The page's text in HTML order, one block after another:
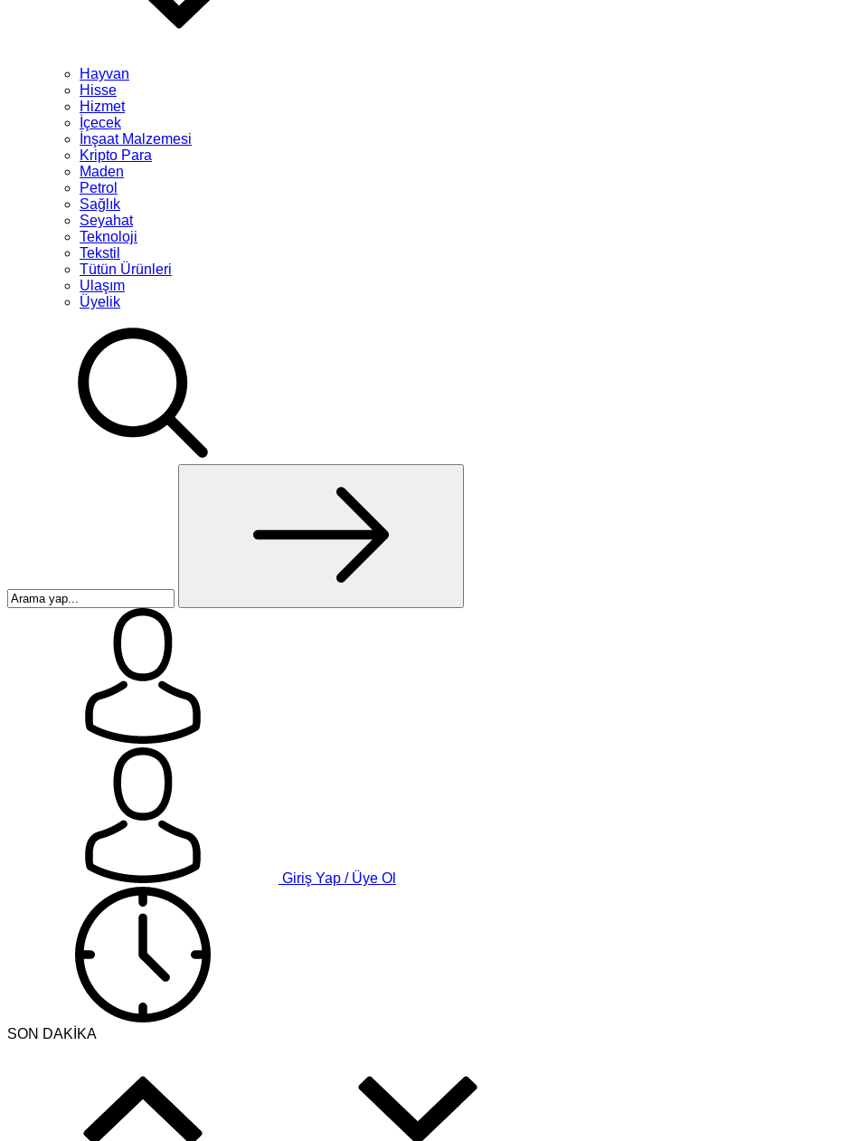
Hayvan
Hisse
Hizmet
İçecek
İnşaat Malzemesi
Kripto Para
Maden
Petrol
Sağlık
Seyahat
Teknoloji
Tekstil
Tütün Ürünleri
Ulaşım
Üyelik
Giriş Yap / Üye Ol
SON DAKİKA